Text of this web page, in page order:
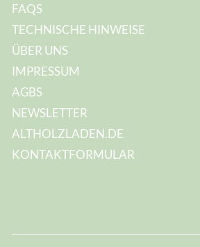
FAQS
TECHNISCHE HINWEISE
ÜBER UNS
IMPRESSUM
AGBS
NEWSLETTER
ALTHOLZLADEN.DE
KONTAKTFORMULAR